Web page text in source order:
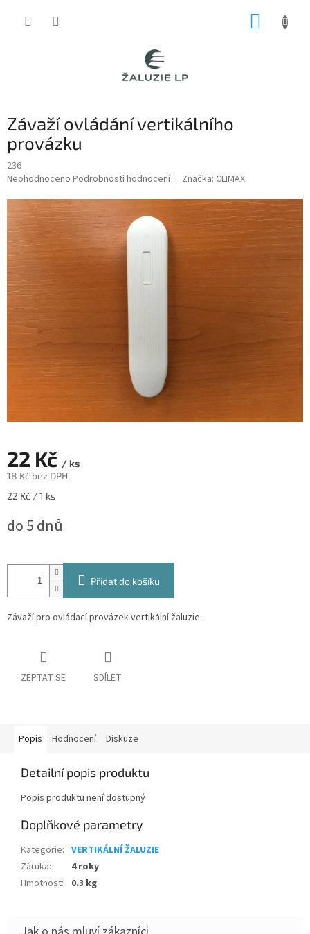
Závaží ovládání vertikálního
provázku
236
Průměrné
produktu
je
0,0
z
5
hvězdiček.
Neohodnoceno Podrobnosti hodnocení Značka: CLIMAX
22 Kč / ks
18 Kč bez DPH
Měrná
22 Kč / 1 ks
do 5 dnů
Přidat do košíku
Závaží pro ovládací provázek vertikální žaluzie.
ZEPTAT SE SDÍLET
Popis Hodnocení Diskuze
Detailní popis produktu
Popis produktu není dostupný
Doplňkové parametry
Kategorie: VERTIKÁLNÍ ŽALUZIE
Záruka:
4 roky
Hmotnost: 0.3 kg